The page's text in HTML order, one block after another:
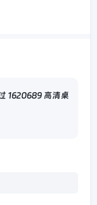
1620689 高清桌